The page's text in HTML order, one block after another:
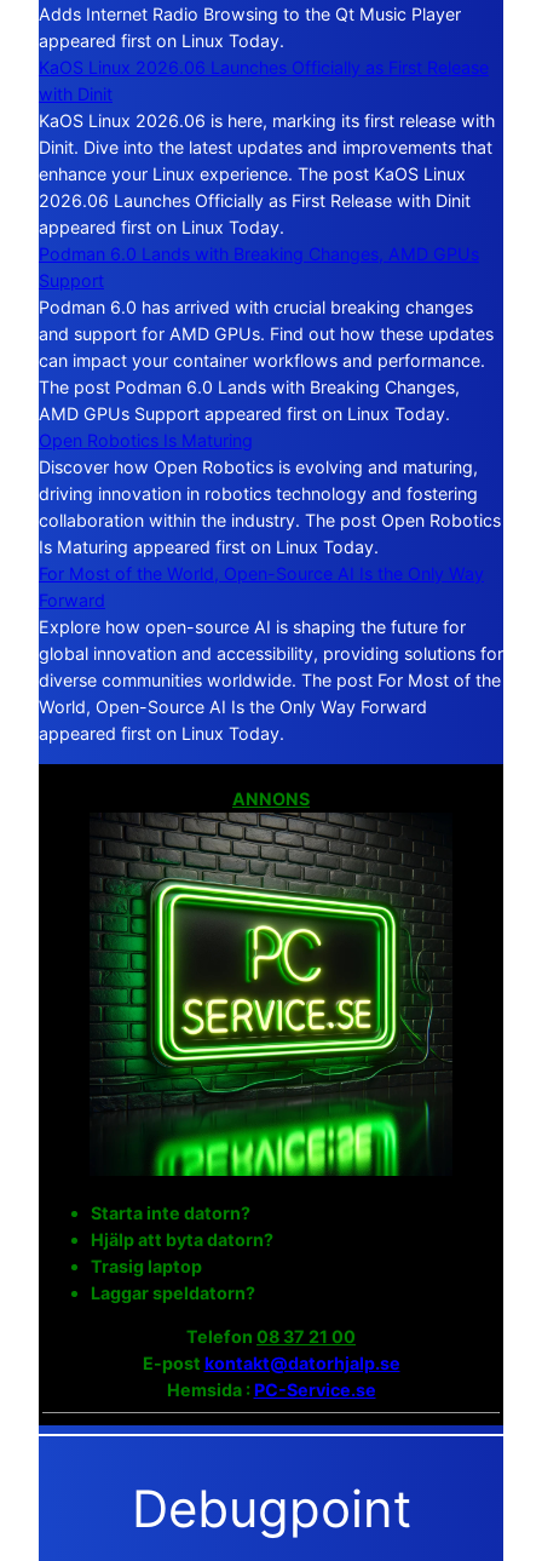
Adds Internet Radio Browsing to the Qt Music Player
appeared first on Linux Today.
KaOS Linux 2026.06 Launches Officially as First Release
with Dinit
KaOS Linux 2026.06 is here, marking its first release with
Dinit. Dive into the latest updates and improvements that
enhance your Linux experience. The post KaOS Linux
2026.06 Launches Officially as First Release with Dinit
appeared first on Linux Today.
Podman 6.0 Lands with Breaking Changes, AMD GPUs
Support
Podman 6.0 has arrived with crucial breaking changes
and support for AMD GPUs. Find out how these updates
can impact your container workflows and performance.
The post Podman 6.0 Lands with Breaking Changes,
AMD GPUs Support appeared first on Linux Today.
Open Robotics Is Maturing
Discover how Open Robotics is evolving and maturing,
driving innovation in robotics technology and fostering
collaboration within the industry. The post Open Robotics
Is Maturing appeared first on Linux Today.
For Most of the World, Open-Source AI Is the Only Way
Forward
Explore how open-source AI is shaping the future for
global innovation and accessibility, providing solutions for
diverse communities worldwide. The post For Most of the
World, Open-Source AI Is the Only Way Forward
appeared first on Linux Today.
ANNONS
Starta inte datorn?
Hjälp att byta datorn?
Trasig laptop
Laggar speldatorn?
Telefon 08 37 21 00
E-post kontakt@datorhjalp.se
Hemsida :PC-Service.se
Debugpoint